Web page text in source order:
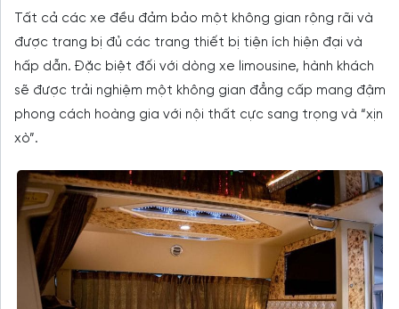
Tất cả các xe đều đảm bảo một không gian rộng rãi và
được trang bị đủ các trang thiết bị tiện ích hiện đại và
hấp dẫn. Đặc biệt đối với dòng xe limousine, hành khách
sẽ được trải nghiệm một không gian đẳng cấp mang đậm
phong cách hoàng gia với nội thất cực sang trọng và “xịn
xò”.